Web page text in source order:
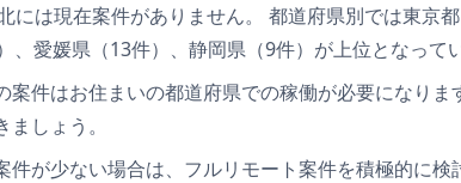
には現在案件がありません。 都道府県別では東京
、愛媛県（13件）、静岡県（9件） が上位となって
案件はお住まいの都道府県での稼働が必要になりま
しょう。
が少ない場合は、 フルリモート案件を積極的に検